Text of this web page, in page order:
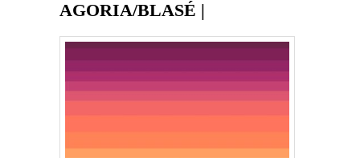
AGORIA/BLASÉ |